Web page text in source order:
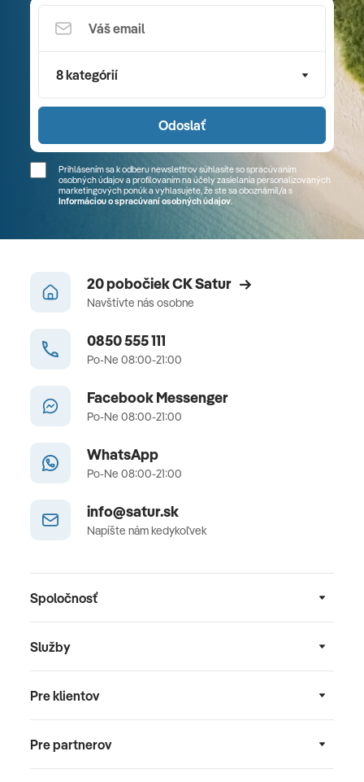
8 kategórií
Odoslať
Prihlásením sa k odberu newslettrov súhlasíte so spracúvaním
osobných údajov a profilovaním na účely zasielania personalizovaných
marketingových ponúk a vyhlasujete, že ste sa oboznámil/a s
Informáciou o spracúvaní osobných údajov.
20 pobočiek CK Satur
Navštívte nás osobne
0850 555 111
Po-Ne 08:00-21:00
Facebook Messenger
Po-Ne 08:00-21:00
WhatsApp
Po-Ne 08:00-21:00
info@satur.sk
Napíšte nám kedykoľvek
Spoločnosť
Služby
Pre klientov
Pre partnerov